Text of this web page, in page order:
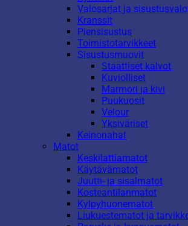
Valosarjat ja
Kranssit
Piensisustus
Toimistotarvikkeet
Sisustusmuovit
Staattiset kalvot
Kuviolliset
Marmori ja kivi
Puukuosit
Velour
Yksiväriset
Keinonahat
Matot
Keskilattiamatot
Käytävämatot
Juutti- ja sisalmatot
Kosteantilanmatot
Kylpyhuonematot
Liukuestematot ja